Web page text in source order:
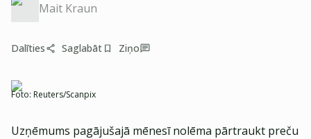
Mait Kraun
Dalīties Saglabāt Ziņo
Foto: Reuters/Scanpix
Uzņēmums pagājušajā mēnesī nolēma pārtraukt preču